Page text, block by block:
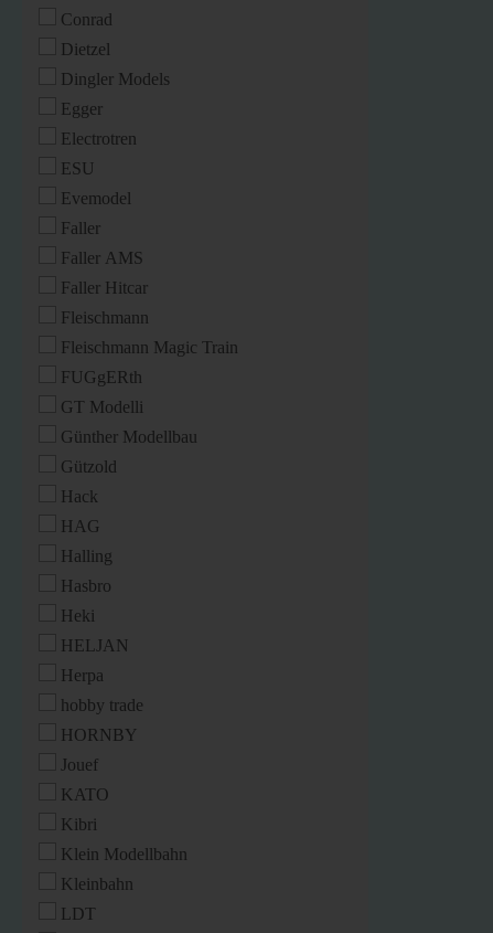
Conrad
Dietzel
Dingler Models
Egger
Electrotren
ESU
Evemodel
Faller
Faller AMS
Faller Hitcar
Fleischmann
Fleischmann Magic Train
FUGgERth
GT Modelli
Günther Modellbau
Gützold
Hack
HAG
Halling
Hasbro
Heki
HELJAN
Herpa
hobby trade
HORNBY
Jouef
KATO
Kibri
Klein Modellbahn
Kleinbahn
LDT